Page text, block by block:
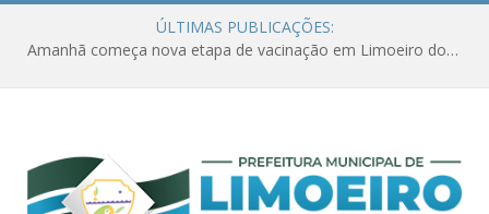
ÚLTIMAS PUBLICAÇÕES:
Amanhã começa nova etapa de vacinação em Limoeiro do Ajuru para idosos com 65 ou mais